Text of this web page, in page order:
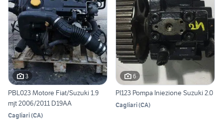
3
PBL023 Motore Fiat/Suzuki 1.9
mjt 2006/2011 D19AA
Cagliari(CA)
6
PI123 Pompa Iniezione Suzuki 2.0
Cagliari(CA)